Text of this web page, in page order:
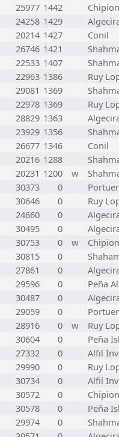
25977 1442
24258 1429
20214 1427
Conil
26746 1421
22533 1407
22963 1386
Ruy
29081 1369
22978 1369
Ruy
28829 1363
23929 1356
26677 1346
Conil
20216 1288
20231 1200 w
30373 0
30646 0
Ruy
24660 0
30495 0
30753 0 w
30815 0
27861 0
29596 0
Peña
30487 0
29059 0
28916 0 w
Ruy
30604 0
Peña
27332 0
Alfil
29990 0
Ruy
30734 0
Alfil
30572 0
30578 0
Peña
29974 0